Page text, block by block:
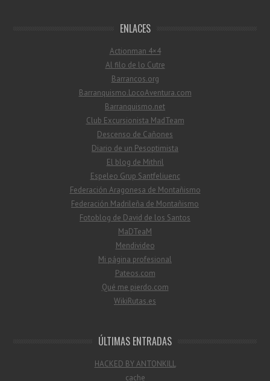
ENLACES
Actionman 4×4
Al filo de lo Cutre
Barrancos.org
Barranquismo.LocoAventura.com
Barranquismo.net
Club Excursionista MadTeam
Descenso de Cañones
Diario de un Pesoptimista
El blog de Mithril
Espeleo Grup Santfeliuenc
Federación Aragonesa de Montañismo
Federación Madrileña de Montañismo
Fotoblog de David de los Santos
MaDTeaM
Mendivideo
Mi página profesional
Pateos.com
Qué me pierdo.com
WikiRutas.es
ÚLTIMAS ENTRADAS
HACKED BY ANTONKILL
cache